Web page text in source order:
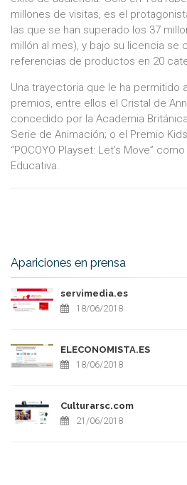
millones de visitas, es el
las que se han superado los 37
millón al mes), y bajo su licencia se
referencias de productos en 20
Una trayectoria que le ha permitido
premios, entre ellos el Cristal de
concedido por la Academia
Serie de Animación; o el Premio
“POCOYO Playset: Let’s Move”
Educativa.
Apariciones en prensa
servimedia.es
18/06/2018
ELECONOMISTA.ES
18/06/2018
Culturarsc.com
21/06/2018